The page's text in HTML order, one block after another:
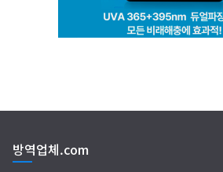
방역업체.com